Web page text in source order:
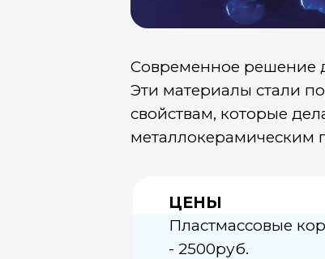
Современное решение для
свойствам, которые делают
металлокерамическим
ЦЕНЫ
Коронка(зуб)
Литая культевая
- 4600руб.